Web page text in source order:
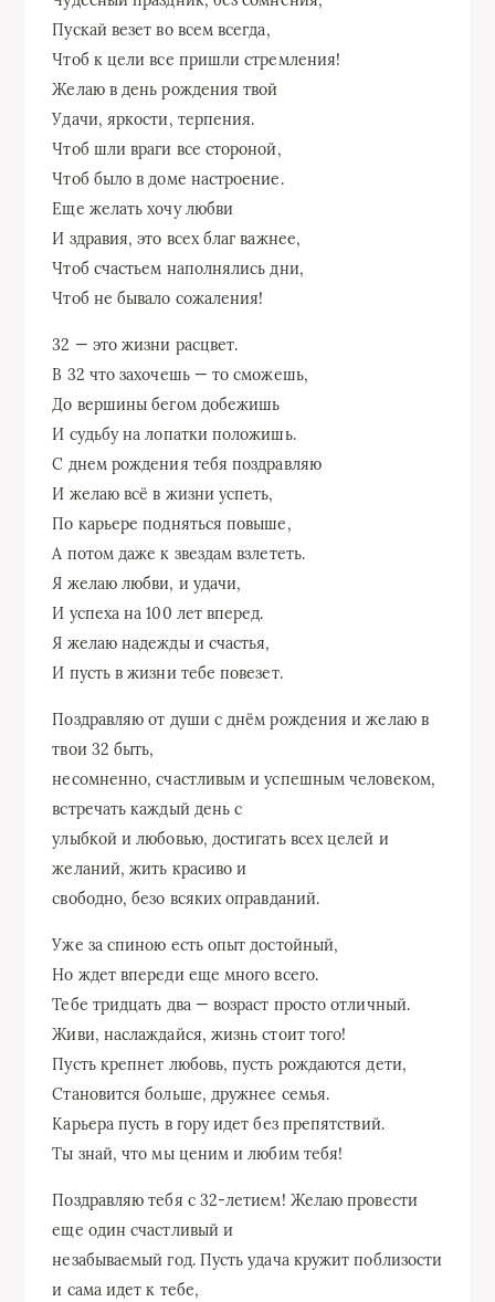
Пускай везет во всем всегда,
Чтоб к цели все пришли стремления!
Желаю в день рождения твой
Удачи, яркости, терпения.
Чтоб шли враги все стороной,
Чтоб было в доме настроение.
Еще желать хочу любви
И здравия, это всех благ важнее,
Чтоб счастьем наполнялись дни,
Чтоб не бывало сожаления!
32 — это жизни расцвет.
В 32 что захочешь — то сможешь,
До вершины бегом добежишь
И судьбу на лопатки положишь.
С днем рождения тебя поздравляю
И желаю всё в жизни успеть,
По карьере подняться повыше,
А потом даже к звездам взлететь.
Я желаю любви, и удачи,
И успеха на 100 лет вперед.
Я желаю надежды и счастья,
И пусть в жизни тебе повезет.
Поздравляю от души с днём рождения и желаю в
твои 32 быть,
несомненно, счастливым и успешным человеком,
встречать каждый день с
улыбкой и любовью, достигать всех целей и
желаний, жить красиво и
свободно, безо всяких оправданий.
Уже за спиною есть опыт достойный,
Но ждет впереди еще много всего.
Тебе тридцать два — возраст просто отличный.
Живи, наслаждайся, жизнь стоит того!
Пусть крепнет любовь, пусть рождаются дети,
Становится больше, дружнее семья.
Карьера пусть в гору идет без препятствий.
Ты знай, что мы ценим и любим тебя!
Поздравляю тебя с 32-летием! Желаю провести
еще один счастливый и
незабываемый год. Пусть удача кружит поблизости
и сама идет к тебе,